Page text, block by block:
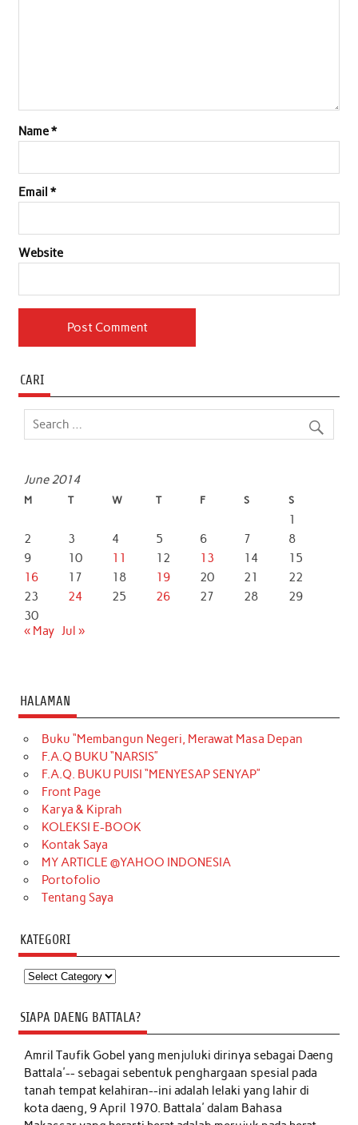
Name*
Email *
Website
CARI
June 2014
M T W T F S S
1
2
3 4 5 6 7
8
9
10 11 12 13 14
15
16
17 18 19 20 21
22
23
24 25 26 27 28
29
30
« May Jul »
HALAMAN
Buku “Membangun Negeri, Merawat Masa Depan
F.A.Q BUKU “NARSIS”
F.A.Q. BUKU PUISI “MENYESAP SENYAP”
Front Page
Karya & Kiprah
KOLEKSI E-BOOK
Kontak Saya
MY ARTICLE @YAHOO INDONESIA
Portofolio
Tentang Saya
KATEGORI
Kategori
SIAPA DAENG BATTALA?
Amril Taufik Gobelyang menjuluki dirinya sebagai Daeng
Battala'-- sebagai sebentuk penghargaan spesial pada
tanah tempat kelahiran--ini adalah lelaki yang lahir di
kota daeng, 9 April 1970. Battala' dalam Bahasa